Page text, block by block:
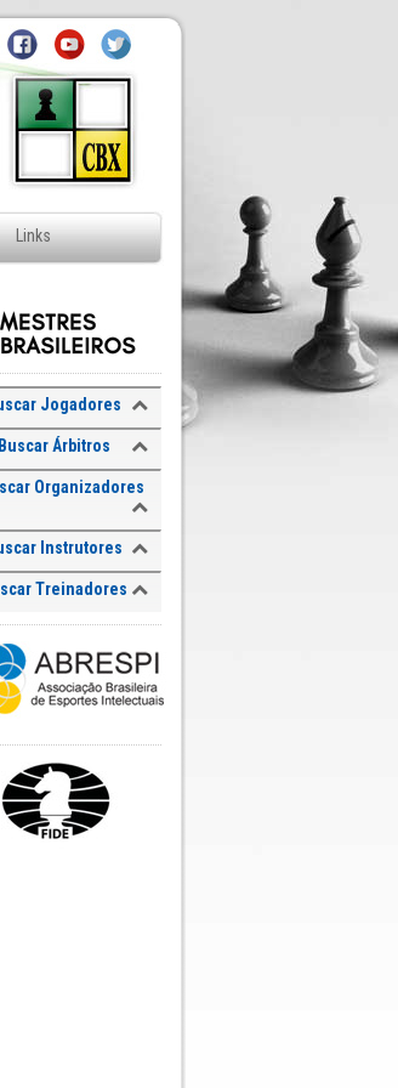
Links
Jogadores
Buscar Árbitros
Organizadores
Instrutores
Treinadores